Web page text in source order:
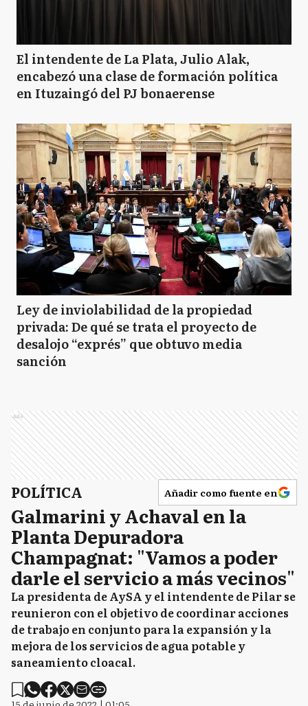
El intendente de La Plata, Julio Alak,
encabezó una clase de formación política
en Ituzaingó del PJ bonaerense
Ley de inviolabilidad de la propiedad
privada: De qué se trata el proyecto de
desalojo “exprés” que obtuvo media
sanción
Ads
POLÍTICA Añadir como fuente en
Galmarini y Achaval en la
Planta Depuradora
Champagnat: "Vamos a poder
darle el servicio a más vecinos"
La presidenta de AySA y el intendente de Pilar se
reunieron con el objetivo de coordinar acciones
de trabajo en conjunto para la expansión y la
mejora de los servicios de agua potable y
saneamiento cloacal.